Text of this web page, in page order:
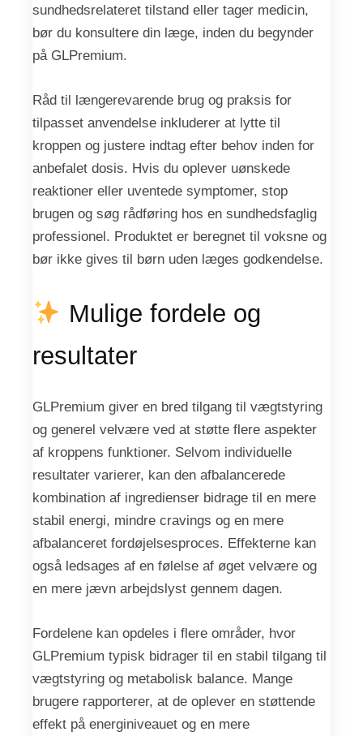
sundhedsrelateret tilstand eller tager medicin,
bør du konsultere din læge, inden du begynder
på GLPremium.
Råd til længerevarende brug og praksis for
tilpasset anvendelse inkluderer at lytte til
kroppen og justere indtag efter behov inden for
anbefalet dosis. Hvis du oplever uønskede
reaktioner eller uventede symptomer, stop
brugen og søg rådføring hos en sundhedsfaglig
professionel. Produktet er beregnet til voksne og
bør ikke gives til børn uden læges godkendelse.
Mulige fordele og
resultater
GLPremium giver en bred tilgang til vægtstyring
og generel velvære ved at støtte flere aspekter
af kroppens funktioner. Selvom individuelle
resultater varierer, kan den afbalancerede
kombination af ingredienser bidrage til en mere
stabil energi, mindre cravings og en mere
afbalanceret fordøjelsesproces. Effekterne kan
også ledsages af en følelse af øget velvære og
en mere jævn arbejdslyst gennem dagen.
Fordelene kan opdeles i flere områder, hvor
GLPremium typisk bidrager til en stabil tilgang til
vægtstyring og metabolisk balance. Mange
brugere rapporterer, at de oplever en støttende
effekt på energiniveauet og en mere